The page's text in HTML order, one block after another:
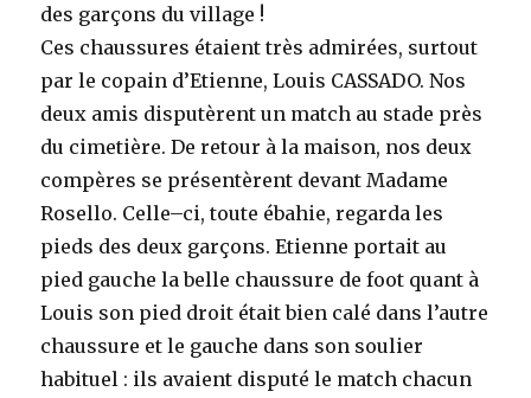
des garçons du village !
Ces chaussures étaient très admirées, surtout
par le copain d’Etienne, Louis CASSADO. Nos
deux amis disputèrent un match au stade près
du cimetière. De retour à la maison, nos deux
compères se présentèrent devant Madame
Rosello. Celle–ci, toute ébahie, regarda les
pieds des deux garçons. Etienne portait au
pied gauche la belle chaussure de foot quant à
Louis son pied droit était bien calé dans l’autre
chaussure et le gauche dans son soulier
habituel : ils avaient disputé le match chacun